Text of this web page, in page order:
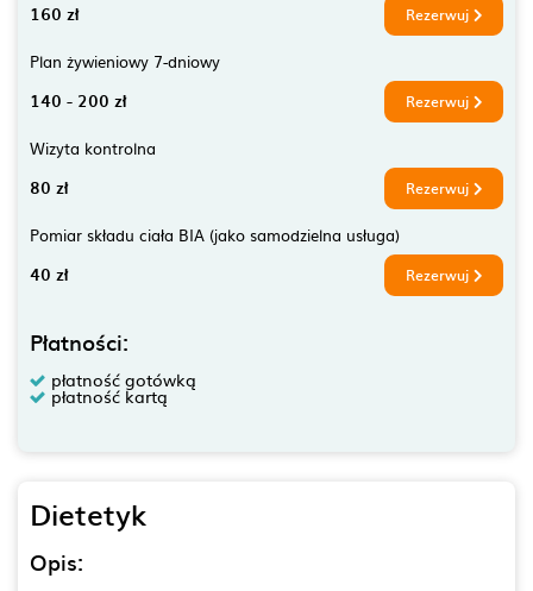
160 zł Rezerwuj
Plan żywieniowy 7-dniowy
140 - 200 zł Rezerwuj
Wizyta kontrolna
80 zł Rezerwuj
Pomiar składu ciała BIA (jako samodzielna usługa)
40 zł Rezerwuj
Płatności:
płatność gotówką
płatność kartą
Dietetyk
Opis: